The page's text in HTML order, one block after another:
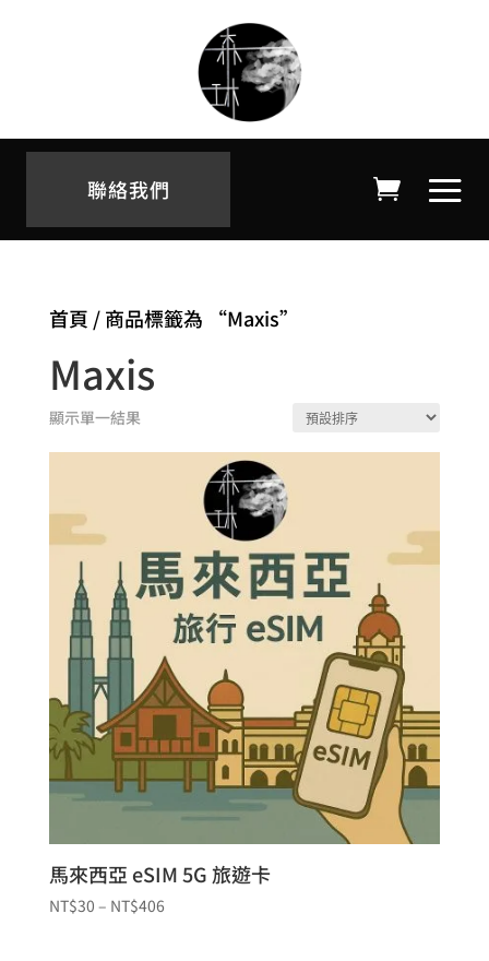
聯絡我們
首頁 / 商品標籤為 “Maxis”
Maxis
顯示單一結果
馬來西亞 eSIM 5G 旅遊卡
NT$30 – NT$406價